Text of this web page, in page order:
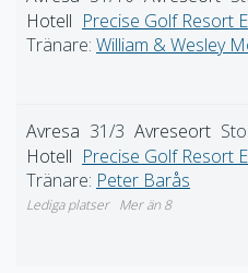
Precise Golf Resort
Tränare: William & Wesley
31/3
Precise Golf Resort
Tränare: Peter Barås
Mer än 8